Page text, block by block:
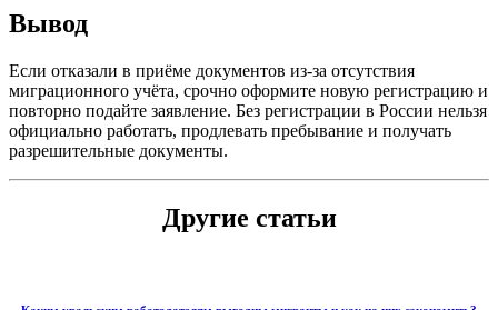
Вывод
Если отказали в приёме документов из-за отсутствия
миграционного учёта, срочно оформите новую регистрацию и
повторно подайте заявление. Без регистрации в России нельзя
официально работать, продлевать пребывание и получать
разрешительные документы.
Другие статьи